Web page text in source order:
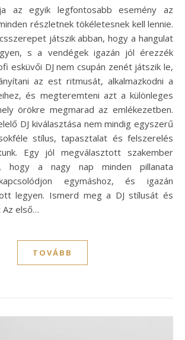
részletnek tökéletesnek kell lennie.
játszik abban, hogy a hangulat
s a vendégek igazán jól érezzék
esküvői DJ nem csupán zenét játszik le,
az est ritmusát, alkalmazkodni a
és megteremteni azt a különleges
örökre megmarad az emlékezetben.
DJ kiválasztása nem mindig egyszerű
stílus, tapasztalat és felszerelés
Egy jól megválasztott szakember
hogy a nagy nap minden pillanata
egymáshoz, és igazán
legyen. Ismerd meg a DJ stílusát és
Az első…
TOVÁBB